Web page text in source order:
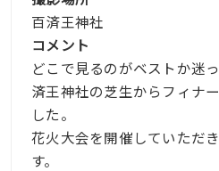
百済王神社
コメント
どこで見るのがベストか迷
済王神社の芝生からフィナ
した。
花火大会を開催していただ
す。